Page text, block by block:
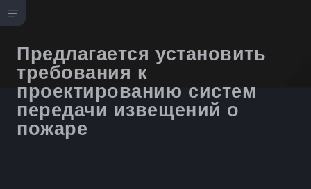
Предлагается установить
требования к
проектированию систем
передачи извещений о
пожаре